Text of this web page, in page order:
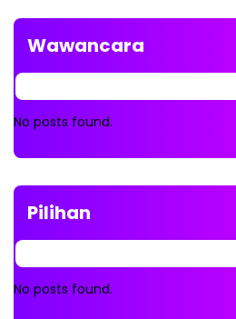
Wawancara
No posts found.
Pilihan
No posts found.